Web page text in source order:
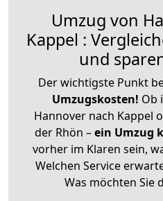
Umzug von
Kappel :
und
Der wichtigste Punkt
Umzugskosten! Ob
Hannover nach Kappel
der Rhön –ein Umzug
vorher im Klaren sein,
Welchen Service
Was möchten Sie